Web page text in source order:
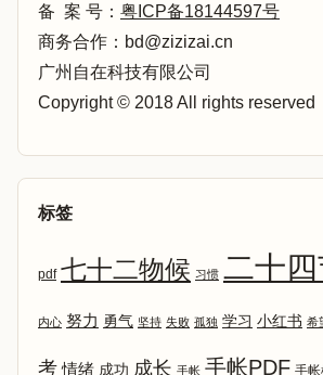
备 案 号： 粤ICP备18144597号
商务合作：bd@zizizai.cn
广州自在科技有限公司
Copyright © 2018 All rights reserved
标签
pdf 七十二物候 习惯 二十
内心 努力 勇气 坚持 失败 孤独 学习 小红书 希
考 情绪 成功 成长 手帐 手帐PDF 手帐